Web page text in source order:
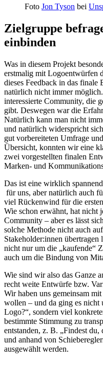
Foto Jon Tyson bei
Zielgruppe
einbinden
Was in diesem Projekt
erstmalig mit Logoentwürfen
dieses Feedback in das finale
natürlich nicht immer
interessierte Community, die
gibt. Deswegen war die
Natürlich kann man nicht
und natürlich widerspricht
gut vorbereiteten Umfrage
Übersicht, konnten wir eine
zwei vorgestellten finalen
Marken- und
Das ist eine wirklich
für uns, aber natürlich auch
viel Rückenwind für die
Wie schon erwähnt, hat nicht
Community – aber es lässt
solche Methode nicht auch
Stakeholder:innen
nicht nur um die „kaufende“
auch um die Bindung von
Wie sind wir also das Ganze
recht weite Entwürfe bzw.
Wir haben uns gemeinsam
wollen – und da ging es nicht
Logo?“, sondern viel
bestimmte Stimmung zu
entstanden, z. B. „Findest
und anhand von
ausgewählt werden.